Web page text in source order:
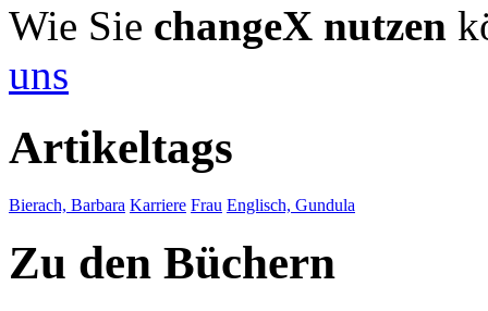
Wie Sie changeX nutzen
uns
Artikeltags
Bierach, Barbara Karriere Frau Englisch, Gundula
Zu den Büchern